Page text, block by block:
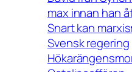
max innan han
Snart kan
Svensk regering